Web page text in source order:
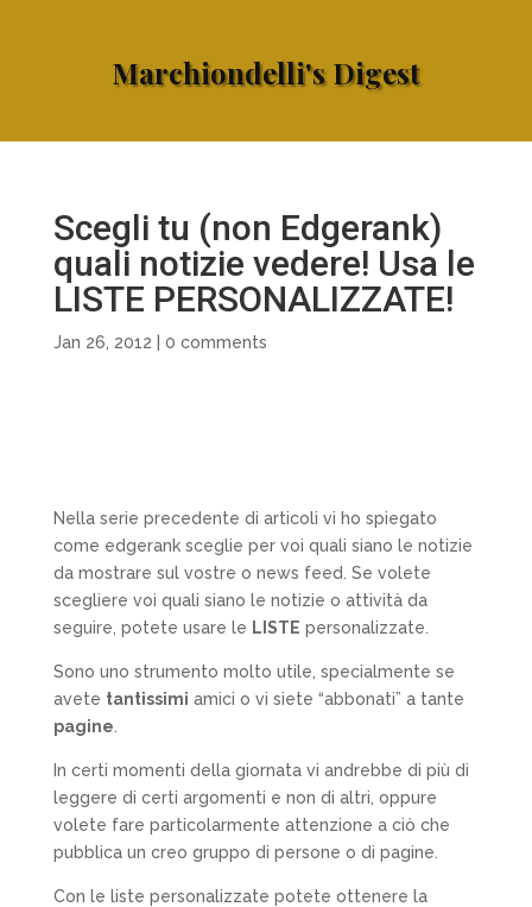
Marchiondelli's Digest
Scegli tu (non Edgerank)
quali notizie vedere! Usa le
LISTE PERSONALIZZATE!
Jan 26, 2012 0 comments
Nella serie precedente di articoli vi ho spiegato
come edgerank sceglie per voi quali siano le notizie
da mostrare sul vostre o news feed. Se volete
scegliere voi quali siano le notizie o attività da
seguire, potete usare le LISTE personalizzate.
Sono uno strumento molto utile, specialmente se
avete tantissimi amici o vi siete “abbonati” a tante
pagine
In certi momenti della giornata vi andrebbe di più di
leggere di certi argomenti e non di altri, oppure
volete fare particolarmente attenzione a ciò che
pubblica un creo gruppo di persone o di pagine.
Con le liste personalizzate potete ottenere la